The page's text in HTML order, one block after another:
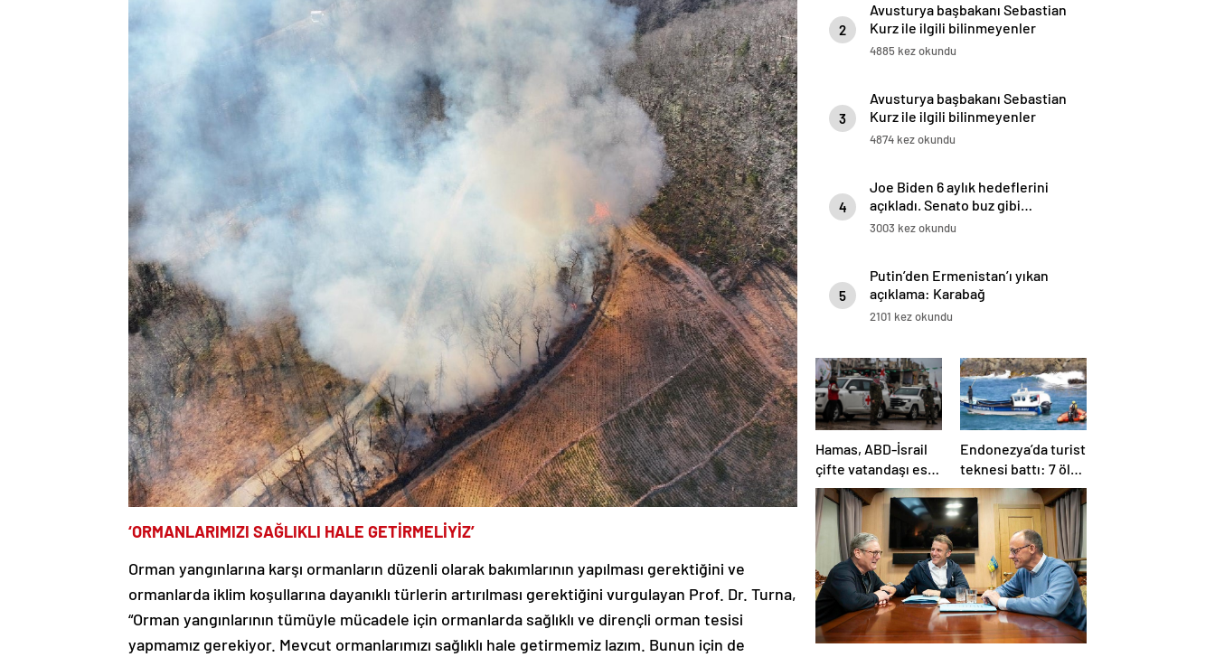
‘ORMANLARIMIZI SAĞLIKLI HALE GETİRMELİYİZ’
Orman yangınlarına karşı ormanların düzenli olarak bakımlarının yapılması gerektiğini ve
ormanlarda iklim koşullarına dayanıklı türlerin artırılması gerektiğini vurgulayan Prof. Dr. Turna,
“Orman yangınlarının tümüyle mücadele için ormanlarda sağlıklı ve dirençli orman tesisi
yapmamız gerekiyor. Mevcut ormanlarımızı sağlıklı hale getirmemiz lazım. Bunun için de
2
Avusturya başbakanı Sebastian
Kurz ile ilgili bilinmeyenler
4885 kez okundu
3
Avusturya başbakanı Sebastian
Kurz ile ilgili bilinmeyenler
4874 kez okundu
4
Joe Biden 6 aylık hedeflerini
açıkladı. Senato buz gibi…
3003 kez okundu
5
Putin’den Ermenistan’ı yıkan
açıklama: Karabağ
Azerbaycan’ın ayrılmaz bir
2101 kez okundu
Hamas, ABD-İsrail
çifte vatandaşı esiri
serbest
bırakacağını
duyurdu
Endonezya’da turist
teknesi battı: 7 ölü,
34 yaralı